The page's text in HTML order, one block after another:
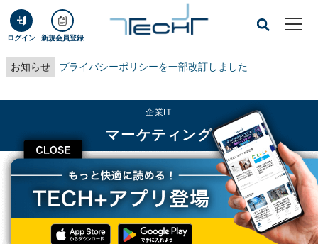
ログイン 新規会員登録
お知らせ プライバシーポリシーを一部改訂しました
CLOSE
企業IT
マーケティング
TECH+ 企業IT
マーケティング
Google、生成AIを活用した新たなGoogle広告の機能を明らかに
Google、生成AIを活用した新たなGoogle広